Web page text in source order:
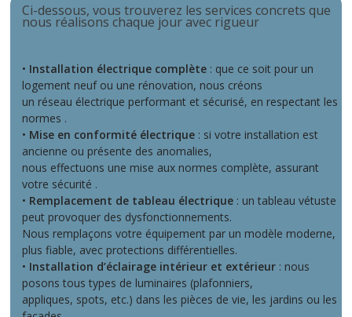
Ci-dessous, vous trouverez les services concrets que
nous réalisons chaque jour avec rigueur
• Installation électrique complète : que ce soit pour un
logement neuf ou une rénovation, nous créons
un réseau électrique performant et sécurisé, en respectant les
normes .
• Mise en conformité électrique : si votre installation est
ancienne ou présente des anomalies,
nous effectuons une mise aux normes complète, assurant
votre sécurité .
• Remplacement de tableau électrique : un tableau vétuste
peut provoquer des dysfonctionnements.
Nous remplaçons votre équipement par un modèle moderne,
plus fiable, avec protections différentielles.
• Installation d’éclairage intérieur et extérieur : nous
posons tous types de luminaires (plafonniers,
appliques, spots, etc.) dans les pièces de vie, les jardins ou les